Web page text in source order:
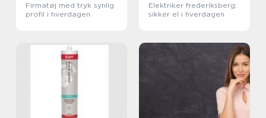
Firmatøj med tryk synlig
profil i hverdagen
Elektriker frederiksberg:
sikker el i hverdagen